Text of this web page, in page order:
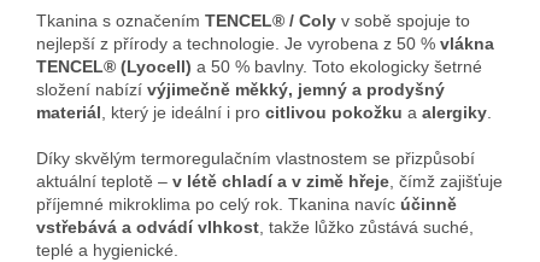
Tkanina s označením TENCEL® / Coly v sobě spojuje to
nejlepší z přírody a technologie. Je vyrobena z 50 % vlákna
TENCEL® (Lyocell) a 50 % bavlny. Toto ekologicky šetrné
složení nabízí výjimečně měkký, jemný a prodyšný
materiál, který je ideální i pro citlivou pokožku a alergiky.
Díky skvělým termoregulačním vlastnostem se přizpůsobí
aktuální teplotě – v létě chladí a v zimě hřeje, čímž zajišťuje
příjemné mikroklima po celý rok. Tkanina navíc účinně
vstřebává a odvádí vlhkost, takže lůžko zůstává suché,
teplé a hygienické.